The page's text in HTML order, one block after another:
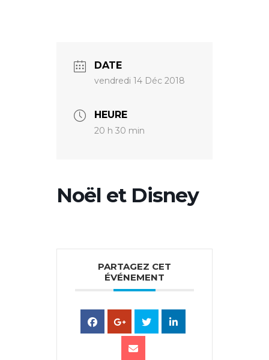
DATE
vendredi 14 Déc 2018
HEURE
20 h 30 min
Noël et Disney
PARTAGEZ CET
ÉVÉNEMENT